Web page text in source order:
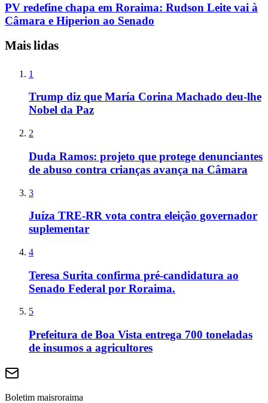
PV redefine chapa em Roraima: Rudson Leite vai à
Câmara e Hiperion ao Senado
Mais lidas
1
Trump diz que María Corina Machado deu-lhe
Nobel da Paz
2
Duda Ramos: projeto que protege denunciantes
de abuso contra crianças avança na Câmara
3
Juíza TRE-RR vota contra eleição governador
suplementar
4
Teresa Surita confirma pré-candidatura ao
Senado Federal por Roraima.
5
Prefeitura de Boa Vista entrega 700 toneladas
de insumos a agricultores
Boletim maisroraima